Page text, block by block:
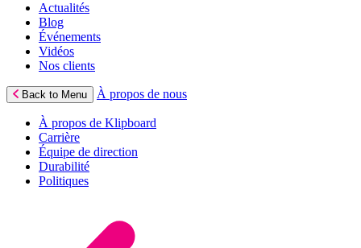
Actualités
Blog
Événements
Vidéos
Nos clients
Back to Menu À propos de nous
À propos de Klipboard
Carrière
Équipe de direction
Durabilité
Politiques